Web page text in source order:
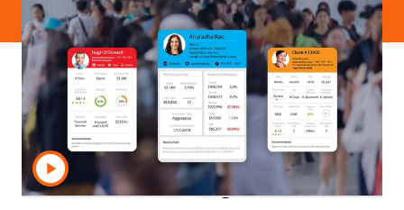
Potenzia le iniziative basate
sui dati con insight affidabili